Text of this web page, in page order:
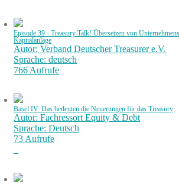
Episode 39 - Treasury Talk! Übersetzen von
Kapitalanlage
Autor: Verband Deutscher Treasurer e.V.
Sprache: deutsch
766 Aufrufe
Basel IV: Das bedeuten die Neuerungen für das Treasury
Autor: Fachressort Equity & Debt
Sprache: Deutsch
73 Aufrufe